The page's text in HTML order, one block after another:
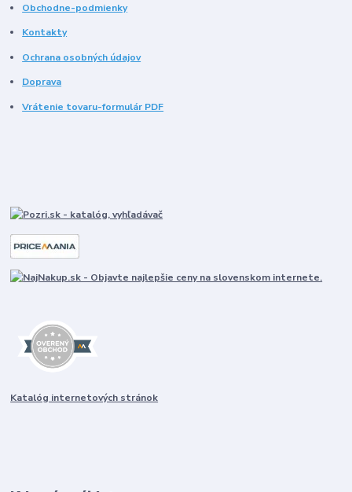
Obchodne-podmienky
Kontakty
Ochrana osobných údajov
Doprava
Vrátenie tovaru-formulár PDF
Katalóg internetových stránok